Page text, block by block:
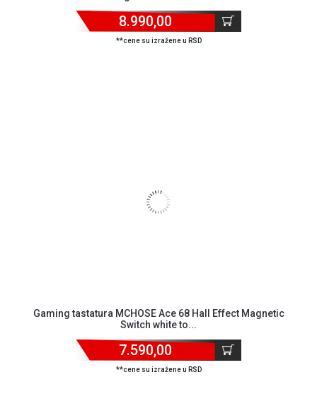
8.990,00
**cene su izražene u RSD
Gaming tastatura MCHOSE Ace 68 Hall Effect Magnetic
Switch white to...
7.590,00
**cene su izražene u RSD